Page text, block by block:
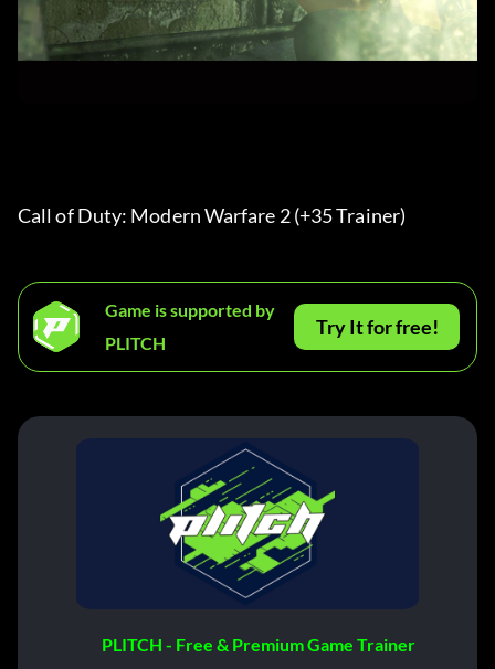
Call of Duty: Modern Warfare 2 (+35 Trainer)
Game is supported by
PLITCH
Try It for free!
PLITCH - Free & Premium Game Trainer